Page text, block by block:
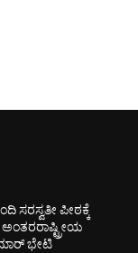
ಸರಸ್ವತೀ ಪೀಠಕ್ಕೆ
ಭೇಟಿ